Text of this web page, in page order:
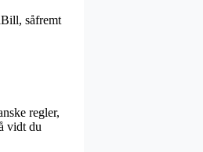
såfremt
regler,
vidt du